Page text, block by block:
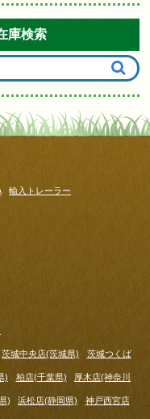
庫検索
輸入トレーラー
茨城中央店(茨城県) 茨城つくば
) 柏店(千葉県) 厚木店(神奈川
) 浜松店(静岡県) 神戸西宮店